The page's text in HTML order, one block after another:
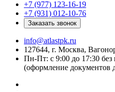
+7 (977) 123-16-19
+7 (931) 012-10-76
Заказать звонок
info@atlastpk.ru
127644, г. Москва,
Пн-Пт: с 9:00 до 17:30 без
(оформление документов